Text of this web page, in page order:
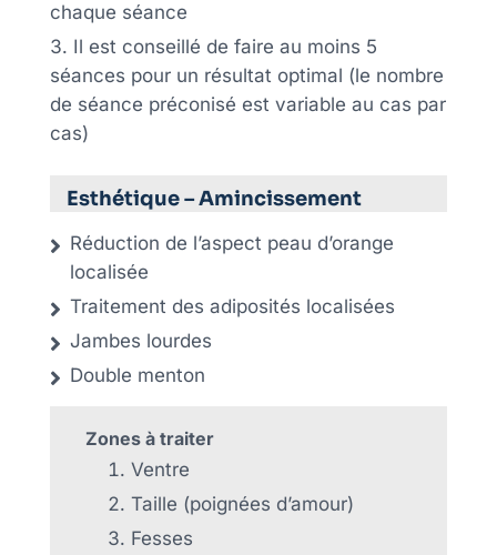
chaque séance
Il est conseillé de faire au moins 5
séances pour un résultat optimal (le nombre
de séance préconisé est variable au cas par
cas)
Esthétique – Amincissement
Réduction de l’aspect peau d’orange
localisée
Traitement des adiposités localisées
Jambes lourdes
Double menton
Zones à traiter
Ventre
Taille (poignées d’amour)
Fesses